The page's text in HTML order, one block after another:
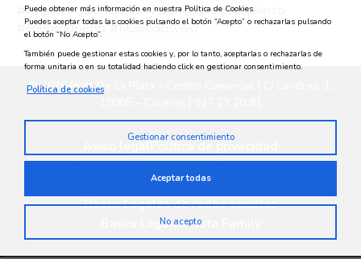
#AnaMenaConcierto #GanadoresConcierto
#Enhorabuena #MúsicaEnVivo
© 2026 Ruta De La Plata – Centro Comercial | C/ Londres, 1,
Política medioambientalPolítica de cookies
Privacidad en redes sociales
Bases Legales de redes sociales
Bases Legales Ruta Family
Puede obtener más información en nuestra Política de Cookies.
Puedes aceptar todas las cookies pulsando el botón “Acepto” o rechazarlas pulsando
el botón “No Acepto”.
También puede gestionar estas cookies y, por lo tanto, aceptarlas o rechazarlas de
forma unitaria o en su totalidad haciendo click en gestionar consentimiento.
Política de cookies
Gestionar consentimiento
Aceptar todas
No acepto